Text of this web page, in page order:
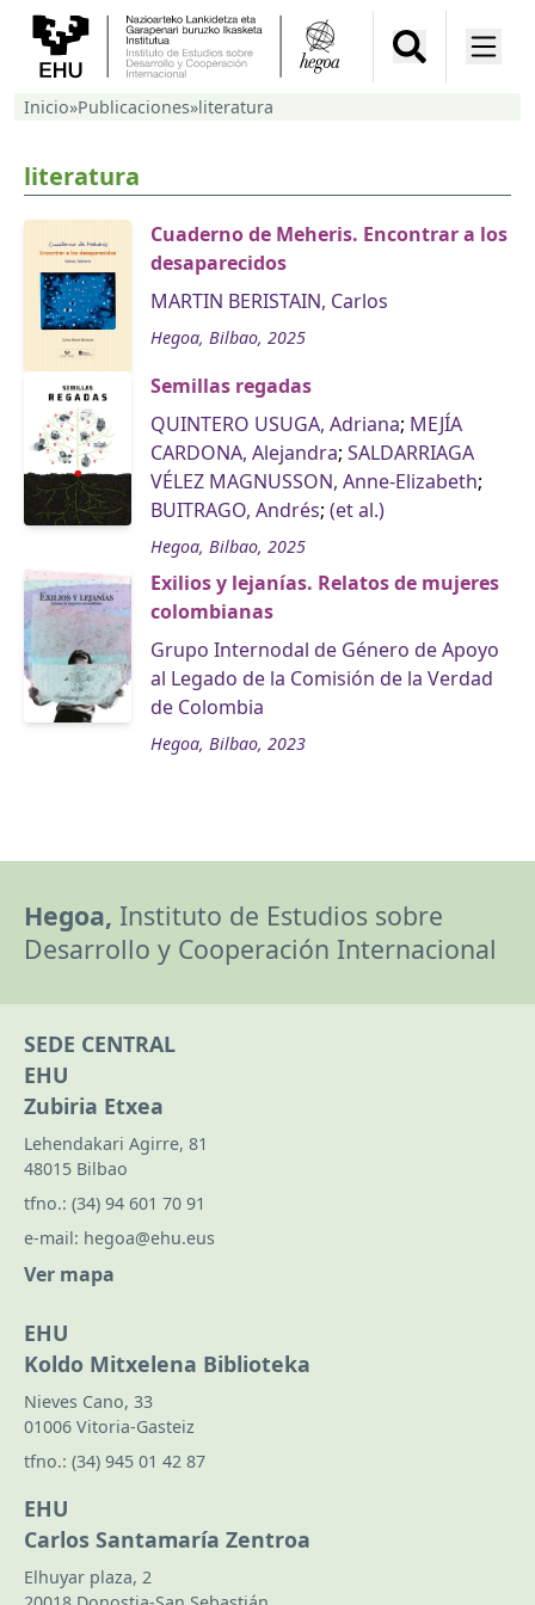
Inicio»Publicaciones»literatura
literatura
Cuaderno de Meheris. Encontrar a los
desaparecidos
MARTIN BERISTAIN, Carlos
Hegoa, Bilbao, 2025
Semillas regadas
QUINTERO USUGA, Adriana; MEJÍA
CARDONA, Alejandra; SALDARRIAGA
VÉLEZ MAGNUSSON, Anne-Elizabeth;
BUITRAGO, Andrés; (et al.)
Hegoa, Bilbao, 2025
Exilios y lejanías. Relatos de mujeres
colombianas
Grupo Internodal de Género de Apoyo
al Legado de la Comisión de la Verdad
de Colombia
Hegoa, Bilbao, 2023
Hegoa, Instituto de Estudios sobre
Desarrollo y Cooperación Internacional
SEDE CENTRAL
EHU
Zubiria Etxea
Lehendakari Agirre, 81
48015 Bilbao
tfno.: (34) 94 601 70 91
e-mail: hegoa@ehu.eus
Ver mapa
EHU
Koldo Mitxelena Biblioteka
Nieves Cano, 33
01006 Vitoria-Gasteiz
tfno.: (34) 945 01 42 87
EHU
Carlos Santamaría Zentroa
Elhuyar plaza, 2